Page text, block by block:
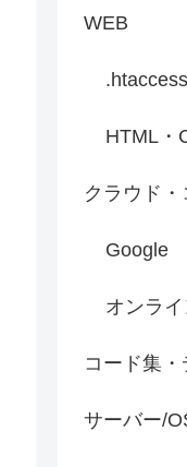
WEB
.htaccess
HTML・
クラウド
Google
オンラ
コード集
サーバー/